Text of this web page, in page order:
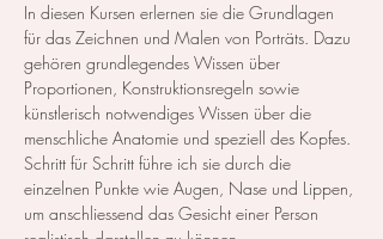
In diesen Kursen erlernen sie die Grundlagen
für das Zeichnen und Malen von Porträts. Dazu
gehören grundlegendes Wissen über
Proportionen, Konstruktionsregeln sowie
künstlerisch notwendiges Wissen über die
menschliche Anatomie und speziell des Kopfes.
Schritt für Schritt führe ich sie durch die
einzelnen Punkte wie Augen, Nase und Lippen,
um anschliessend das Gesicht einer Person